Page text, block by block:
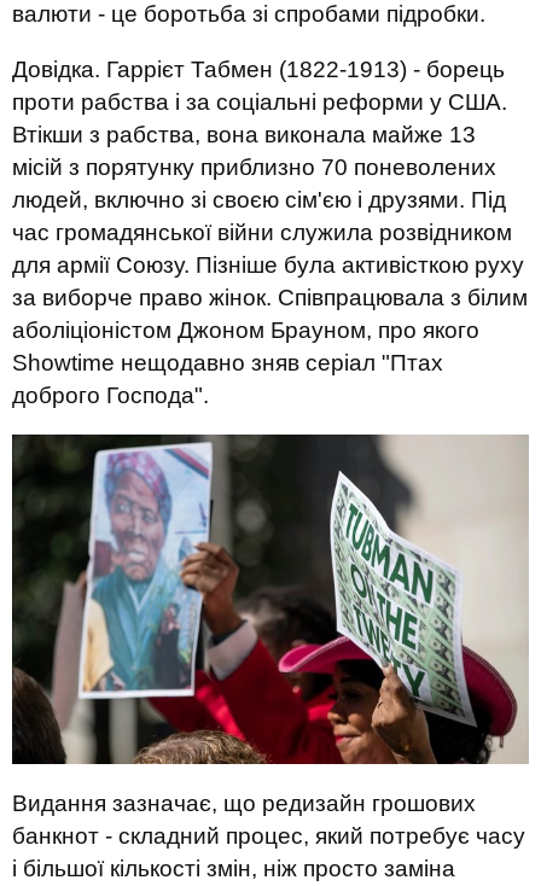
валюти - це боротьба зі спробами підробки.
Довідка. Гаррієт Табмен (1822-1913) - борець
проти рабства і за соціальні реформи у США.
Втікши з рабства, вона виконала майже 13
місій з порятунку приблизно 70 поневолених
людей, включно зі своєю сім'єю і друзями. Під
час громадянської війни служила розвідником
для армії Союзу. Пізніше була активісткою руху
за виборче право жінок. Співпрацювала з білим
аболіціоністом Джоном Брауном, про якого
Showtime нещодавно зняв серіал "Птах
доброго Господа".
Видання зазначає, що редизайн грошових
банкнот - складний процес, який потребує часу
і більшої кількості змін, ніж просто заміна